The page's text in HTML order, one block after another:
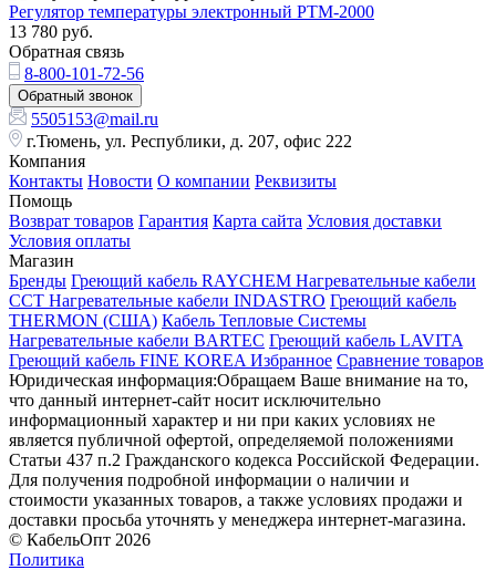
Регулятор температуры электронный РТМ-2000
13 780 руб.
Обратная связь
8-800-101-72-56
Обратный звонок
5505153@mail.ru
г.Тюмень, ул. Республики, д. 207, офис 222
Компания
Контакты Новости О компании Реквизиты
Помощь
Возврат товаров Гарантия Карта сайта Условия доставки
Условия оплаты
Магазин
Бренды Греющий кабель RAYCHEM Нагревательные кабели
ССТ Нагревательные кабели INDASTRO Греющий кабель
THERMON (США) Кабель Тепловые Системы
Нагревательные кабели BARTEC Греющий кабель LAVITA
Греющий кабель FINE KOREA Избранное Сравнение товаров
Юридическая информация:Обращаем Ваше внимание на то,
что данный интернет-сайт носит исключительно
информационный характер и ни при каких условиях не
является публичной офертой, определяемой положениями
Статьи 437 п.2 Гражданского кодекса Российской Федерации.
Для получения подробной информации о наличии и
стоимости указанных товаров, а также условиях продажи и
доставки просьба уточнять у менеджера интернет-магазина.
© КабельОпт 2026
Политика